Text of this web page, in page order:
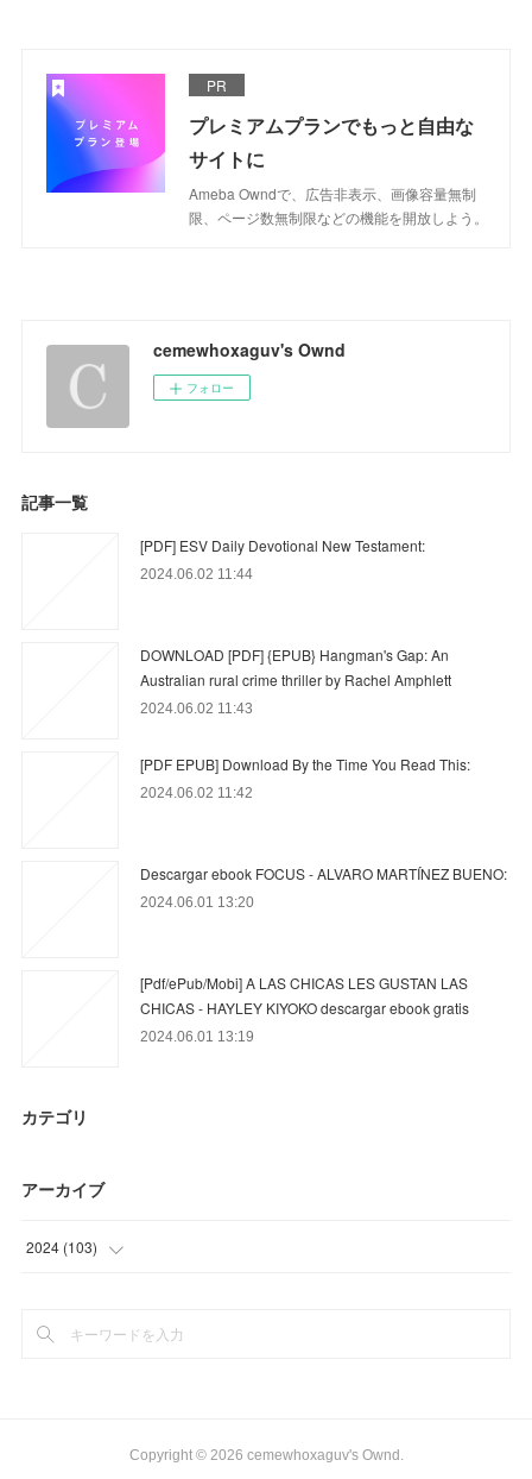
PR
プレミアムプランでもっと自由な
サイトに
Ameba Owndで、広告非表示、画像容量無制
限、ページ数無制限などの機能を開放しよう。
cemewhoxaguv's Ownd
フォロー
記事一覧
[PDF] ESV Daily Devotional New Testament:
2024.06.02 11:44
DOWNLOAD [PDF] {EPUB} Hangman's Gap: An
Australian rural crime thriller by Rachel Amphlett
2024.06.02 11:43
[PDF EPUB] Download By the Time You Read This:
2024.06.02 11:42
Descargar ebook FOCUS - ALVARO MARTÍNEZ BUENO:
2024.06.01 13:20
[Pdf/ePub/Mobi] A LAS CHICAS LES GUSTAN LAS
CHICAS - HAYLEY KIYOKO descargar ebook gratis
2024.06.01 13:19
カテゴリ
アーカイブ
2024 (103)
(
Copyright © 2026 cemewhoxaguv's Ownd .